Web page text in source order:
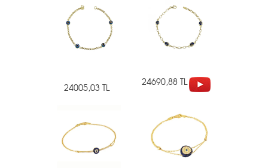
24005,03 TL 24690,88 TL